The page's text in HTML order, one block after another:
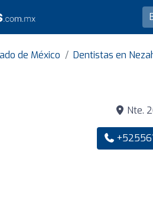
de México Dentistas en
Nte.